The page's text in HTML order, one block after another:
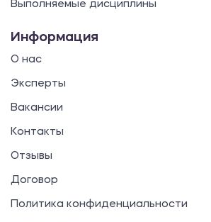
Выполняемые дисциплины
Информация
О нас
Эксперты
Вакансии
Контакты
Отзывы
Договор
Политика конфиденциальности